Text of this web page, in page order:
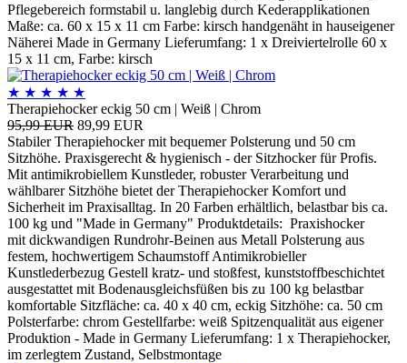
Pflegebereich formstabil u. langlebig durch Kederapplikationen
Maße: ca. 60 x 15 x 11 cm Farbe: kirsch handgenäht in hauseigener
Näherei Made in Germany Lieferumfang: 1 x Dreiviertelrolle 60 x
15 x 11 cm, Farbe: kirsch
★ ★ ★ ★ ★
Therapiehocker eckig 50 cm | Weiß | Chrom
95,99 EUR 89,99 EUR
Stabiler Therapiehocker mit bequemer Polsterung und 50 cm
Sitzhöhe. Praxisgerecht & hygienisch - der Sitzhocker für Profis.
Mit antimikrobiellem Kunstleder, robuster Verarbeitung und
wählbarer Sitzhöhe bietet der Therapiehocker Komfort und
Sicherheit im Praxisalltag. In 20 Farben erhältlich, belastbar bis ca.
100 kg und "Made in Germany" Produktdetails: Praxishocker
mit dickwandigen Rundrohr-Beinen aus Metall Polsterung aus
festem, hochwertigem Schaumstoff Antimikrobieller
Kunstlederbezug Gestell kratz- und stoßfest, kunststoffbeschichtet
ausgestattet mit Bodenausgleichsfüßen bis zu 100 kg belastbar
komfortable Sitzfläche: ca. 40 x 40 cm, eckig Sitzhöhe: ca. 50 cm
Polsterfarbe: chrom Gestellfarbe: weiß Spitzenqualität aus eigener
Produktion - Made in Germany Lieferumfang: 1 x Therapiehocker,
im zerlegtem Zustand, Selbstmontage